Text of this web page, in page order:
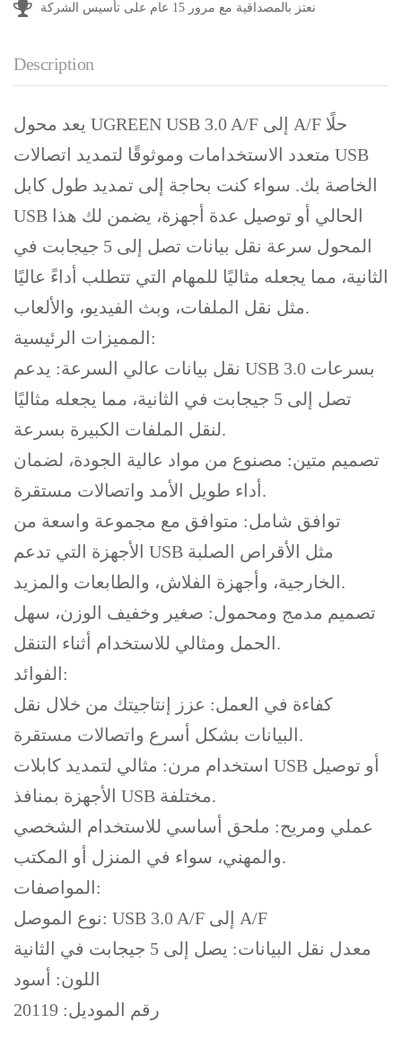
نعتز بالمصداقية مع مرور 15 عام على تأسيس الشركة
Description
يعد محول UGREEN USB 3.0 A/F إلى A/F حلًا
متعدد الاستخدامات وموثوقًا لتمديد اتصالات USB
الخاصة بك. سواء كنت بحاجة إلى تمديد طول كابل
USB الحالي أو توصيل عدة أجهزة، يضمن لك هذا
المحول سرعة نقل بيانات تصل إلى 5 جيجابت في
الثانية، مما يجعله مثاليًا للمهام التي تتطلب أداءً عاليًا
مثل نقل الملفات، وبث الفيديو، والألعاب.
المميزات الرئيسية:
نقل بيانات عالي السرعة: يدعم USB 3.0 بسرعات
تصل إلى 5 جيجابت في الثانية، مما يجعله مثاليًا
لنقل الملفات الكبيرة بسرعة.
تصميم متين: مصنوع من مواد عالية الجودة، لضمان
أداء طويل الأمد واتصالات مستقرة.
توافق شامل: متوافق مع مجموعة واسعة من
الأجهزة التي تدعم USB مثل الأقراص الصلبة
الخارجية، وأجهزة الفلاش، والطابعات والمزيد.
تصميم مدمج ومحمول: صغير وخفيف الوزن، سهل
الحمل ومثالي للاستخدام أثناء التنقل.
الفوائد:
كفاءة في العمل: عزز إنتاجيتك من خلال نقل
البيانات بشكل أسرع واتصالات مستقرة.
استخدام مرن: مثالي لتمديد كابلات USB أو توصيل
الأجهزة بمنافذ USB مختلفة.
عملي ومريح: ملحق أساسي للاستخدام الشخصي
والمهني، سواء في المنزل أو المكتب.
المواصفات:
نوع الموصل: USB 3.0 A/F إلى A/F
معدل نقل البيانات: يصل إلى 5 جيجابت في الثانية
اللون: أسود
رقم الموديل: 20119